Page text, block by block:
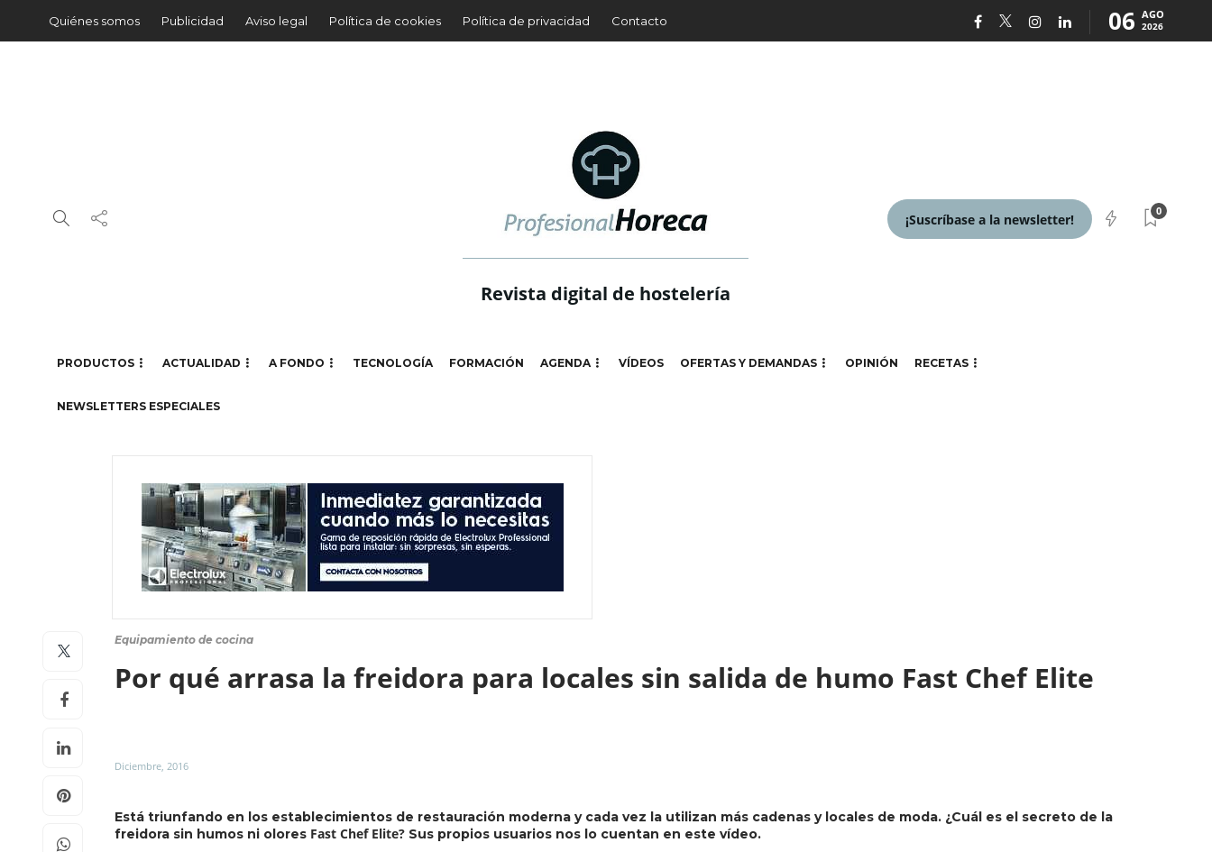
Quiénes somos Publicidad Aviso legal Política de cookies Política de privacidad Contacto 06 AGO
2026
Revista digital de hostelería
¡Suscríbase a la newsletter!
0
PRODUCTOS ACTUALIDAD A FONDO TECNOLOGÍA FORMACIÓN AGENDA VÍDEOS OFERTAS Y DEMANDAS OPINIÓN RECETAS
NEWSLETTERS ESPECIALES
Equipamiento de cocina
Por qué arrasa la freidora para locales sin salida de humo Fast Chef Elite
Diciembre, 2016
Está triunfando en los establecimientos de restauración moderna y cada vez la utilizan más cadenas y locales de moda. ¿Cuál es el secreto de la
freidora sin humos ni olores Fast Chef Elite? Sus propios usuarios nos lo cuentan en este vídeo.